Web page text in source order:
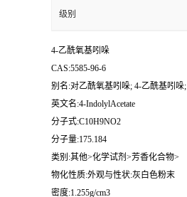
级别
4-乙酰氧基吲哚
CAS:5585-96-6
别名:对乙酰氧基吲哚; 4-乙酰基吲哚;
英文名:4-IndolylAcetate
分子式:C10H9NO2
分子量:175.184
类别:其他>化学试剂>芳香化合物>
物化性质:外观与性状:灰白色粉末
密度:1.255g/cm3